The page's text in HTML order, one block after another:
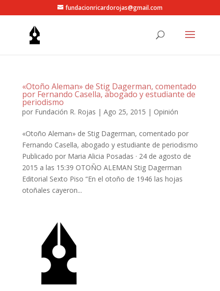
fundacionricardorojas@gmail.com
«Otoño Aleman» de Stig Dagerman, comentado
por Fernando Casella, abogado y estudiante de
periodismo
por Fundación R. Rojas | Ago 25, 2015 | Opinión
«Otoño Aleman» de Stig Dagerman, comentado por
Fernando Casella, abogado y estudiante de periodismo
Publicado por Maria Alicia Posadas · 24 de agosto de
2015 a las 15:39 OTOÑO ALEMAN Stig Dagerman
Editorial Sexto Piso “En el otoño de 1946 las hojas
otoñales cayeron...